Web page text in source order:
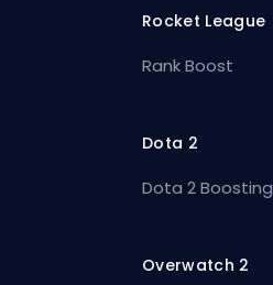
Rocket League
Rank Boost
Dota 2
Dota 2 Boosting
Overwatch 2